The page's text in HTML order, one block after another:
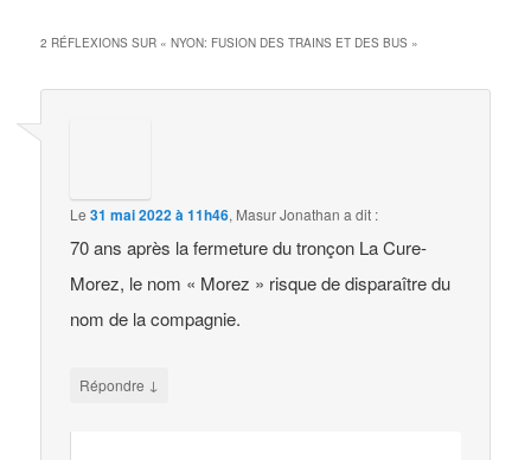
2 RÉFLEXIONS SUR «NYON: FUSION DES TRAINS ET DES BUS »
Le31 mai 2022 à 11h46, Masur Jonathan a dit :
70 ans après la fermeture du tronçon La Cure-
Morez, le nom « Morez » risque de disparaître du
nom de la compagnie.
Répondre ↓